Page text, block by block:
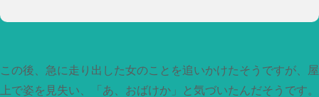
この後、急に走り出した女のことを追いかけたそうですが、屋
上で姿を見失い、「あ、おばけか」と気づいたんだそうです。